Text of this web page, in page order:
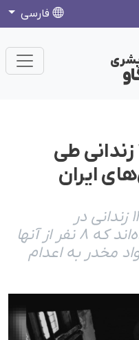
فارسی
اجرای حکم اعدام ۱۴ زندانی طی
ایران
طی هفته اخیر دست‌کم ۱۴ زندانی در
زندان‌های ایران اعدام شده‌اند که ۸ نفر از آنها
مخدر به اعدام